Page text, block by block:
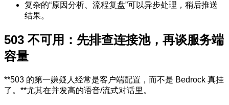
复杂的“原因分析、流程复盘”可以异步处理，稍后推送
结果。
503 不可用：先排查连接池，再谈服务端
容量
**503 的第一嫌疑人经常是客户端配置，而不是 Bedrock 真挂
了。**尤其在并发高的语音/流式对话里。